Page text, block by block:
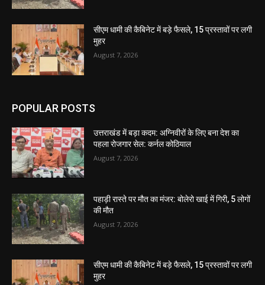
सीएम धामी की कैबिनेट में बड़े फैसले, 15 प्रस्तावों पर लगी
मुहर
August 7, 2026
POPULAR POSTS
उत्तराखंड में बड़ा कदम: अग्निवीरों के लिए बना देश का
पहला रोजगार सेल: कर्नल कोठियाल
August 7, 2026
पहाड़ी रास्ते पर मौत का मंजर: बोलेरो खाई में गिरी, 5 लोगों
की मौत
August 7, 2026
सीएम धामी की कैबिनेट में बड़े फैसले, 15 प्रस्तावों पर लगी
मुहर